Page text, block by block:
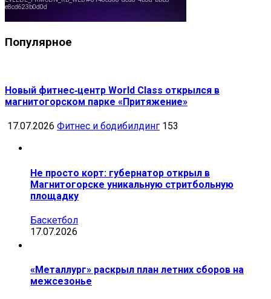
Популярное
Новый фитнес‑центр World Class открылся в
магнитогорском парке «Притяжение»
17.07.2026 Фитнес и бодибилдинг 153
Не просто корт: губернатор открыл в
Магнитогорске уникальную стритбольную
площадку
Баскетбол
17.07.2026
«Металлург» раскрыл план летних сборов на
межсезонье